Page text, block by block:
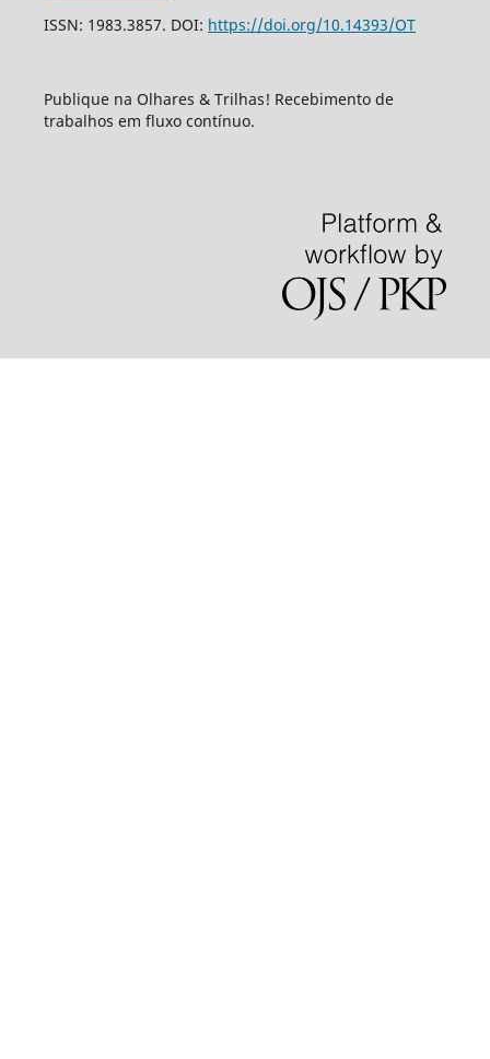
ISSN: 1983.3857. DOI: https://doi.org/10.14393/OT
Publique na Olhares & Trilhas! Recebimento de
trabalhos em fluxo contínuo.